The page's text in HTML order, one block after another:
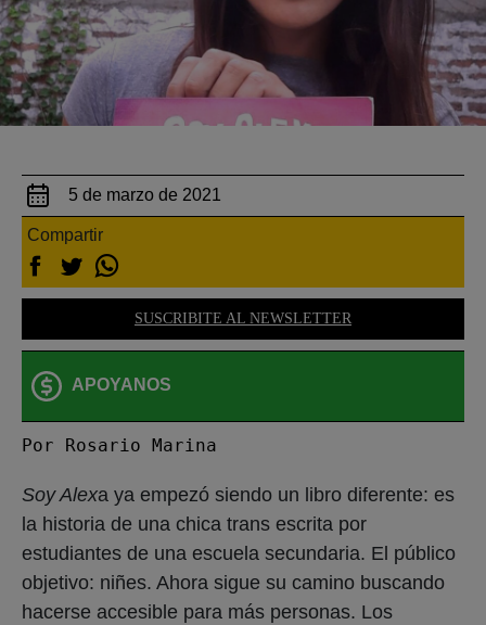
5 de marzo de 2021
Compartir
SUSCRIBITE AL NEWSLETTER
APOYANOS
Por Rosario Marina
Soy Alexa ya empezó siendo un libro diferente: es
la historia de una chica trans escrita por
estudiantes de una escuela secundaria. El público
objetivo: niñes. Ahora sigue su camino buscando
hacerse accesible para más personas. Los